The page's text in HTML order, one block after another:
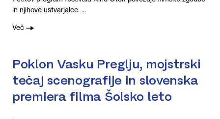
in njihove ustvarjalce. ...
Več
Poklon Vasku Preglju, mojstrski
tečaj scenografije in slovenska
premiera filma Šolsko leto